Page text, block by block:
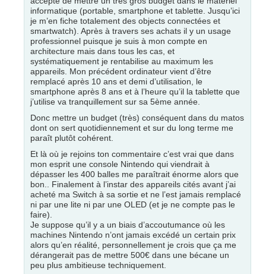
informatique (portable, smartphone et tablette. Jusqu’ici
je m’en fiche totalement des objects connectées et
smartwatch). Après à travers ses achats il y un usage
professionnel puisque je suis à mon compte en
architecture mais dans tous les cas, et
systématiquement je rentabilise au maximum les
appareils. Mon précédent ordinateur vient d’être
remplacé après 10 ans et demi d’utilisation, le
smartphone après 8 ans et à l’heure qu’il la tablette que
j’utilise va tranquillement sur sa 5ème année.
Donc mettre un budget (très) conséquent dans du matos
dont on sert quotidiennement et sur du long terme me
paraît plutôt cohérent.
Et là où je rejoins ton commentaire c’est vrai que dans
mon esprit une console Nintendo qui viendrait à
dépasser les 400 balles me paraîtrait énorme alors que
bon.. Finalement à l’instar des appareils cités avant j’ai
acheté ma Switch à sa sortie et ne l’est jamais remplacé
ni par une lite ni par une OLED (et je ne compte pas le
faire).
Je suppose qu’il y a un biais d’accoutumance où les
machines Nintendo n’ont jamais excédé un certain prix
alors qu’en réalité, personnellement je crois que ça me
dérangerait pas de mettre 500€ dans une bécane un
peu plus ambitieuse techniquement.